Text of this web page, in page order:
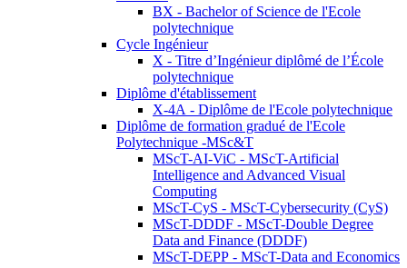
BX - Bachelor of Science de l'Ecole
polytechnique
Cycle Ingénieur
X - Titre d’Ingénieur diplômé de l’École
polytechnique
Diplôme d'établissement
X-4A - Diplôme de l'Ecole polytechnique
Diplôme de formation gradué de l'Ecole
Polytechnique -MSc&T
MScT-AI-ViC - MScT-Artificial
Intelligence and Advanced Visual
Computing
MScT-CyS - MScT-Cybersecurity (CyS)
MScT-DDDF - MScT-Double Degree
Data and Finance (DDDF)
MScT-DEPP - MScT-Data and Economics